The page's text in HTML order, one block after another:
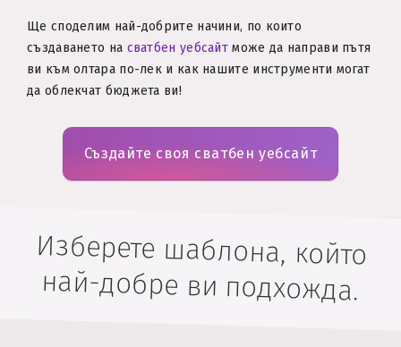
Ще споделим най-добрите начини, по които
създаването на сватбен уебсайт може да направи пътя
ви към олтара по-лек и как нашите инструменти могат
да облекчат бюджета ви!
Създайте своя сватбен уебсайт
Изберете шаблона, който
най-добре ви подхожда.